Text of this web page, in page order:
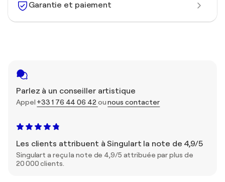
Garantie et paiement
Parlez à un conseiller artistique
Appel +33 1 76 44 06 42 ounous contacter
Les clients attribuent à Singulart la note de 4,9/5
Singulart a reçu la note de 4,9/5 attribuée par plus de
20 000 clients.